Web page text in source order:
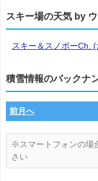
スキー場の天気 by
スキー＆スノボーCh.
積雪情報のバックナ
前月へ